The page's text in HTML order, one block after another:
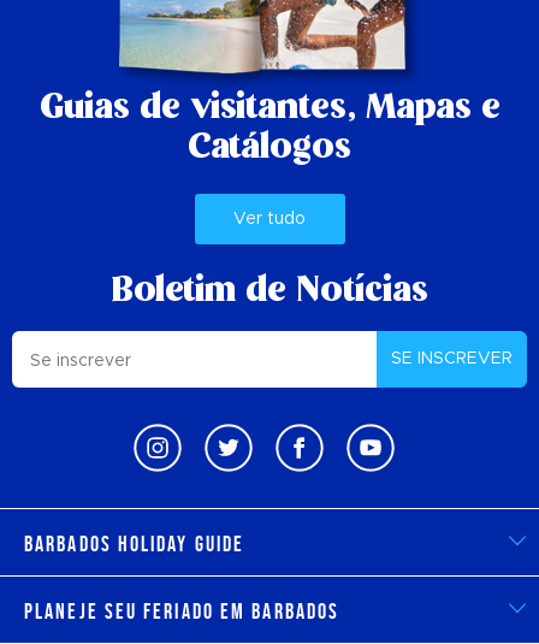
Guias de visitantes, Mapas e
Catálogos
Ver tudo
Boletim de Notícias
SE INSCREVER
Barbados Holiday Guide
Planeje seu feriado em Barbados